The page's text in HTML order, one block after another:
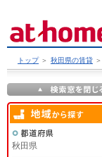
トップ ＞ 秋田県の賃貸 ＞
秋田県